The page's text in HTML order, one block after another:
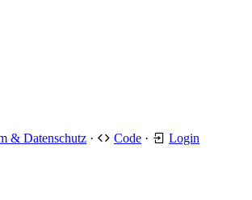
& Datenschutz · Code · Login